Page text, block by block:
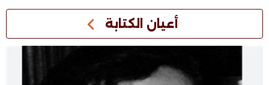
أعيان الكتابة